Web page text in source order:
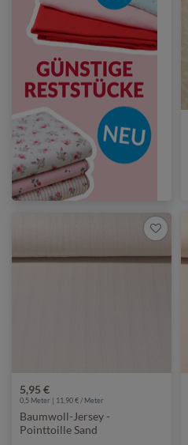
5,95 €
0,5 Meter | 11,90 € / Meter
Baumwoll-Jersey -
Pointtoille Sand